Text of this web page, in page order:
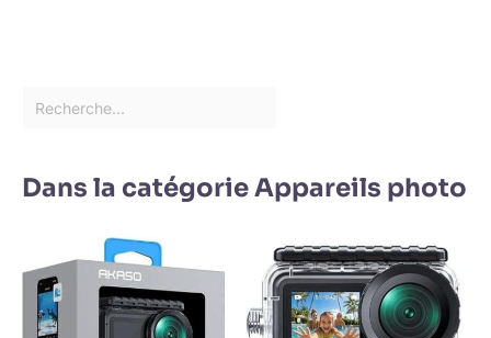
Dans la catégorie Appareils photo